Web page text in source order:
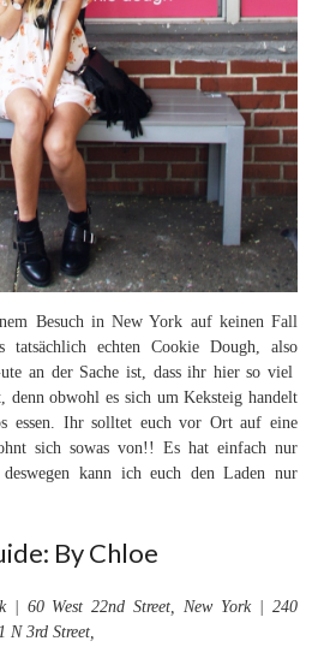
Besuch in New York auf keinen Fall
tatsächlich echten Cookie Dough, also
an der Sache ist, dass ihr hier so viel
obwohl es sich um Keksteig handelt
essen. Ihr solltet euch vor Ort auf eine
sich sowas von!! Es hat einfach nur
kann ich euch den Laden nur
By Chloe
| 60 West 22nd Street, New York | 240
N 3rd Street,